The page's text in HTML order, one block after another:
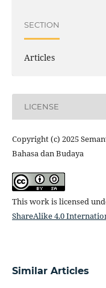
SECTION
Articles
LICENSE
Copyright (c) 2025
Bahasa dan Budaya
This work is licensed
ShareAlike 4.0
Similar Articles